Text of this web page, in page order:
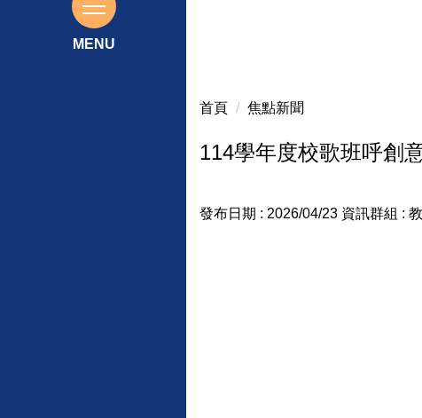
首頁 焦點新聞
114學年度校歌班呼創
發布日期 : 2026/04/23 資訊群組 :